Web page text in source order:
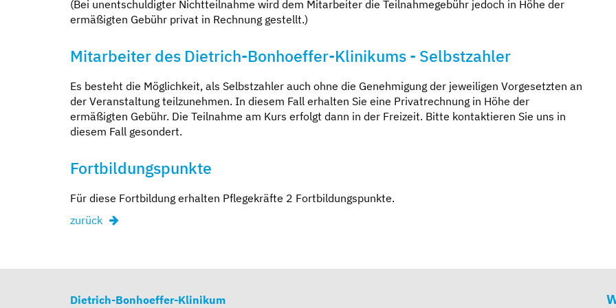
(Bei unentschuldigter Nichtteilnahme wird dem Mitarbeiter die Teilnahmegebühr jedoch in Höhe der
ermäßigten Gebühr privat in Rechnung gestellt.)
Mitarbeiter des Dietrich-Bonhoeffer-Klinikums - Selbstzahler
Es besteht die Möglichkeit, als Selbstzahler auch ohne die Genehmigung der jeweiligen Vorgesetzten an
der Veranstaltung teilzunehmen. In diesem Fall erhalten Sie eine Privatrechnung in Höhe der
ermäßigten Gebühr. Die Teilnahme am Kurs erfolgt dann in der Freizeit. Bitte kontaktieren Sie uns in
diesem Fall gesondert.
Fortbildungspunkte
Für diese Fortbildung erhalten Pflegekräfte 2 Fortbildungspunkte.
zurück
Dietrich-Bonhoeffer-Klinikum